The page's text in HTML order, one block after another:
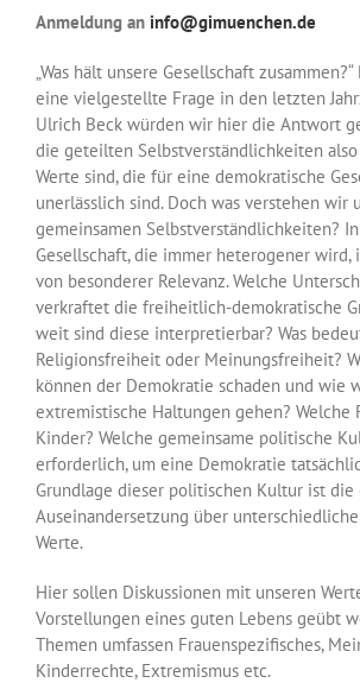
Anmeldung an info@gimuenchen.de
„Was hält unsere Gesellschaft
eine vielgestellte Frage in den letzten
Ulrich Beck würden wir hier die Antwort
die geteilten Selbstverständlichkeiten
Werte sind, die für eine demokratische
unerlässlich sind. Doch was verstehen wir
gemeinsamen Selbstverständlichkeiten?
Gesellschaft, die immer heterogener wird,
von besonderer Relevanz. Welche
verkraftet die freiheitlich-demokratische
weit sind diese interpretierbar? Was
Religionsfreiheit oder Meinungsfreiheit?
können der Demokratie schaden und wie
extremistische Haltungen gehen? Welche
Kinder? Welche gemeinsame politische
erforderlich, um eine Demokratie
Grundlage dieser politischen Kultur ist die
Auseinandersetzung über
Werte.
Hier sollen Diskussionen mit unseren
Vorstellungen eines guten Lebens geübt
Themen umfassen Frauenspezifisches,
Kinderrechte, Extremismus etc.